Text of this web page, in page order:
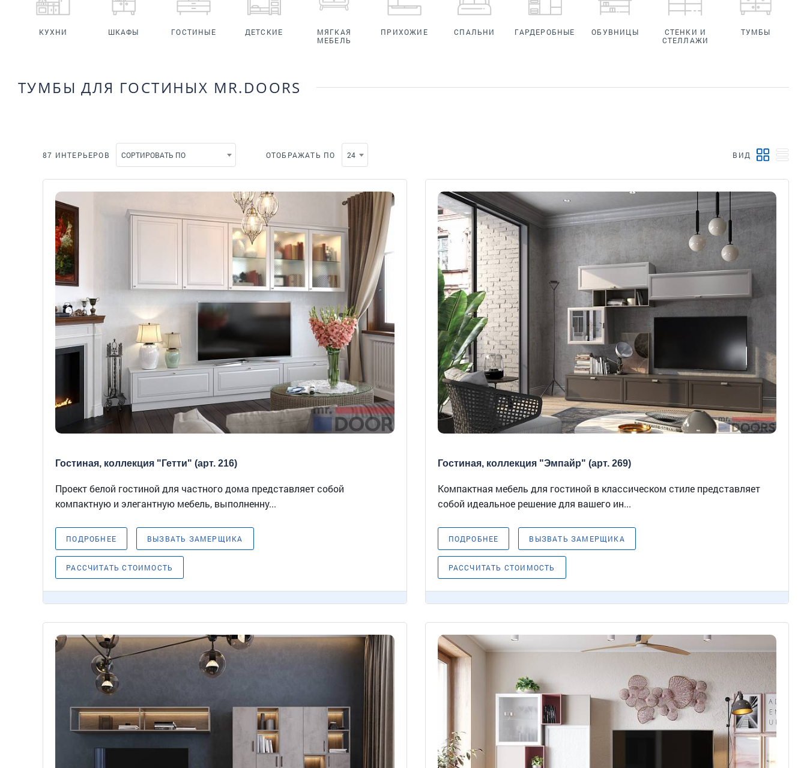
КУХНИ ШКАФЫ ГОСТИНЫЕ ДЕТСКИЕ
МЯГКАЯ
МЕБЕЛЬ
ПРИХОЖИЕ СПАЛЬНИ ГАРДЕРОБНЫЕ ОБУВНИЦЫ
СТЕНКИ И
СТЕЛЛАЖИ
ТУМБЫ
ТУМБЫ ДЛЯ ГОСТИНЫХ MR.DOORS
87 ИНТЕРЬЕРОВ СОРТИРОВАТЬ ПО ОТОБРАЖАТЬ ПО 24 ВИД
Гостиная, коллекция "Гетти" (арт. 216)
Проект белой гостиной для частного дома представляет собой
компактную и элегантную мебель, выполненну...
ПОДРОБНЕЕ ВЫЗВАТЬ ЗАМЕРЩИКА
РАССЧИТАТЬ СТОИМОСТЬ
Гостиная, коллекция "Эмпайр" (арт. 269)
Компактная мебель для гостиной в классическом стиле представляет
собой идеальное решение для вашего ин...
ПОДРОБНЕЕ ВЫЗВАТЬ ЗАМЕРЩИКА
РАССЧИТАТЬ СТОИМОСТЬ